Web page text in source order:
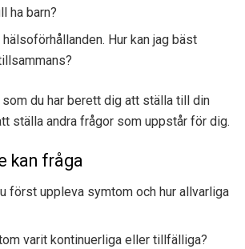
ha barn?
hälsoförhållanden. Hur kan jag bäst
du har berett dig att ställa till din
ställa andra frågor som uppstår för dig.
kan fråga
först uppleva symtom och hur allvarliga
varit kontinuerliga eller tillfälliga?